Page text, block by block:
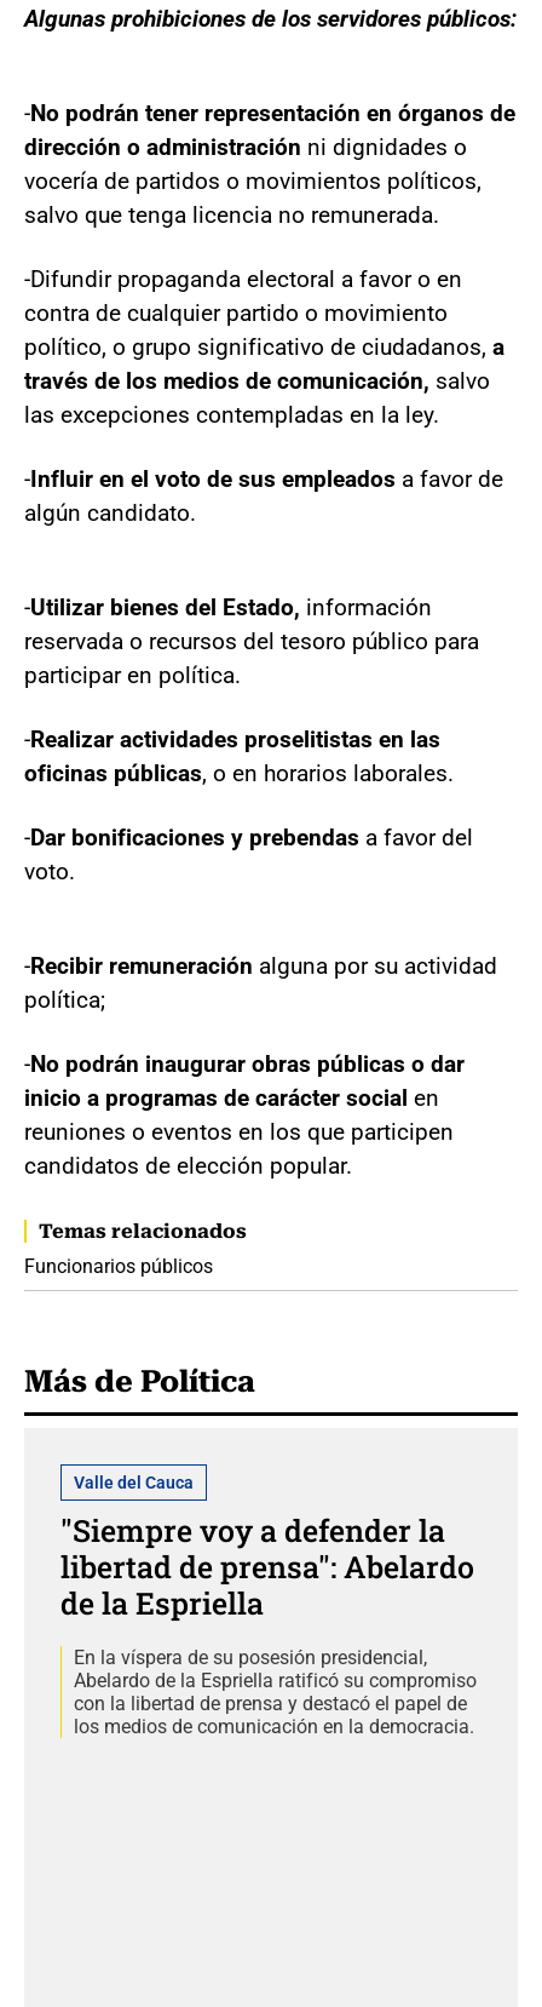
Algunas prohibiciones de los servidores públicos:
-No podrán tener representación en órganos de
dirección o administración ni dignidades o
vocería de partidos o movimientos políticos,
salvo que tenga licencia no remunerada.
-Difundir propaganda electoral a favor o en
contra de cualquier partido o movimiento
político, o grupo significativo de ciudadanos, a
través de los medios de comunicación, salvo
las excepciones contempladas en la ley.
-Influir en el voto de sus empleados a favor de
algún candidato.
-Utilizar bienes del Estado, información
reservada o recursos del tesoro público para
participar en política.
-Realizar actividades proselitistas en las
oficinas públicas, o en horarios laborales.
-Dar bonificaciones y prebendas a favor del
voto.
-Recibir remuneración alguna por su actividad
política;
-No podrán inaugurar obras públicas o dar
inicio a programas de carácter social en
reuniones o eventos en los que participen
candidatos de elección popular.
Temas relacionados
Funcionarios públicos
Más de Política
Valle del Cauca
"Siempre voy a defender la
libertad de prensa": Abelardo
de la Espriella
En la víspera de su posesión presidencial,
Abelardo de la Espriella ratificó su compromiso
con la libertad de prensa y destacó el papel de
los medios de comunicación en la democracia.